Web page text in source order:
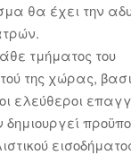
θα έχει την
τμήματος του
της χώρας,
οι ελεύθεροι
δημιουργεί